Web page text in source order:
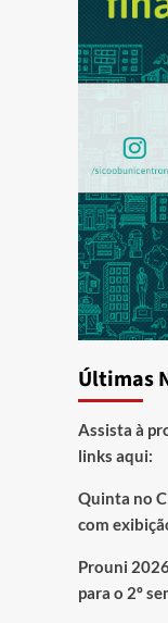
Últimas
Assista à
links aqui:
Quinta no
com
Prouni
para o 2º